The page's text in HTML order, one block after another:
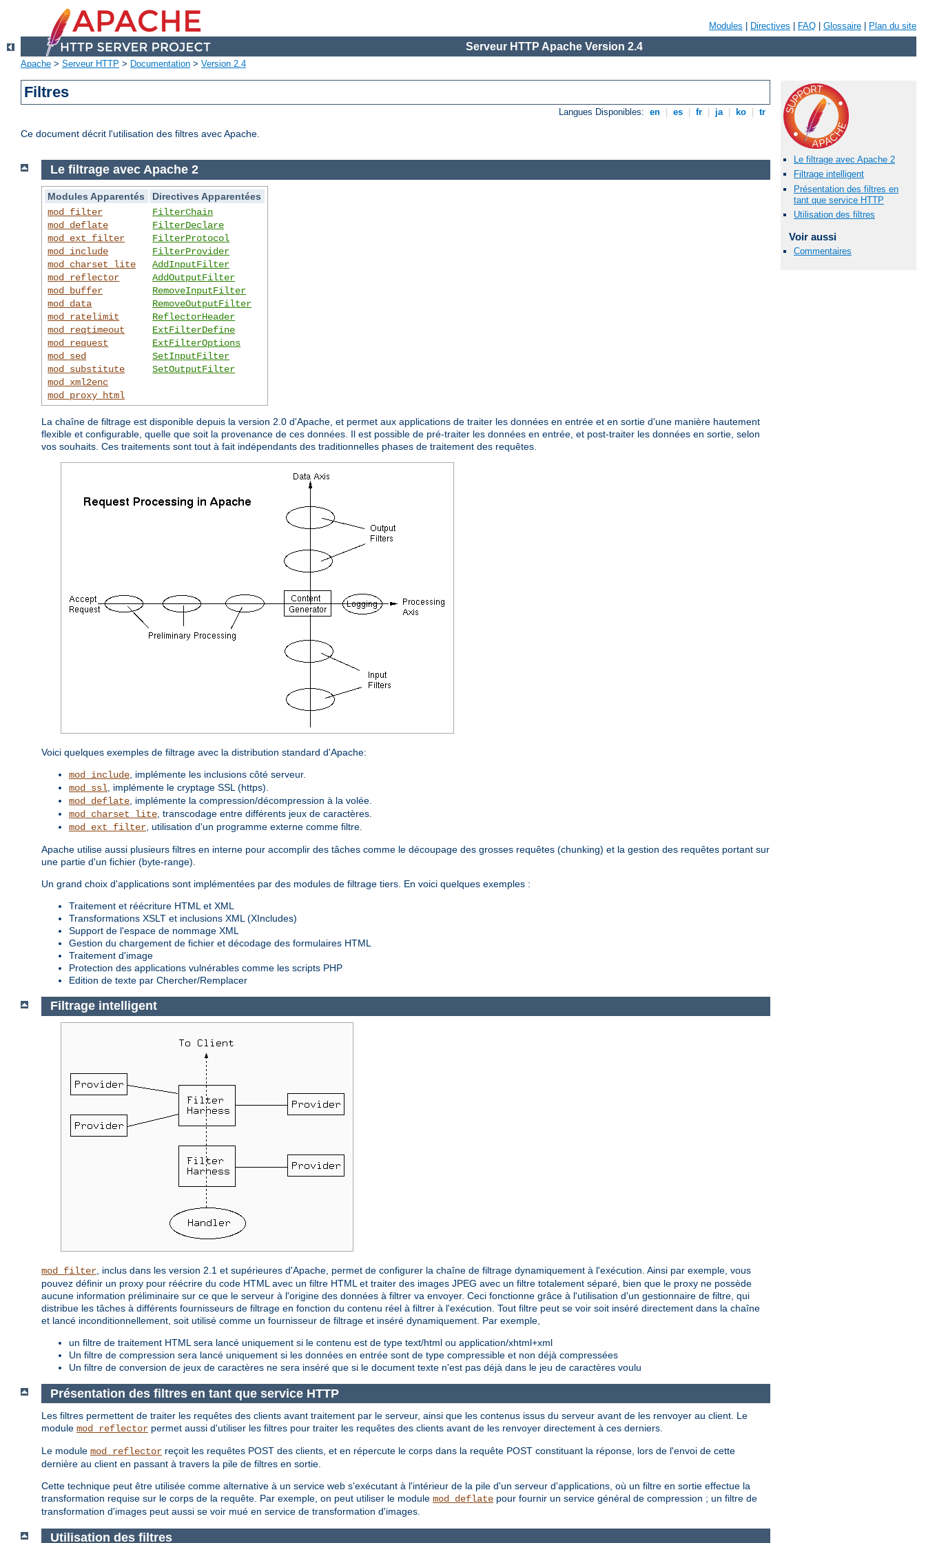
Modules Directives FAQ Glossaire Plan du site
Serveur HTTP Apache Version 2.4
Apache > Serveur HTTP > Documentation > Version 2.4
Filtres
Langues Disponibles: en es fr ja ko tr
Ce document décrit l'utilisation des filtres avec Apache.
Le filtrage avec Apache 2
Filtrage intelligent
Présentation des filtres en
tant que service HTTP
Utilisation des filtres
Voir aussi
Commentaires
Le filtrage avec Apache 2
Modules Apparentés
Directives Apparentées
mod_filter
mod_deflate
mod_ext_filter
mod_include
mod_charset_lite
mod_reflector
mod_buffer
mod_data
mod_ratelimit
mod_reqtimeout
mod_request
mod_sed
mod_substitute
mod_xml2enc
mod_proxy_html
FilterChain
FilterDeclare
FilterProtocol
FilterProvider
AddInputFilter
AddOutputFilter
RemoveInputFilter
RemoveOutputFilter
ReflectorHeader
ExtFilterDefine
ExtFilterOptions
SetInputFilter
SetOutputFilter
La chaîne de filtrage est disponible depuis la version 2.0 d'Apache, et permet aux applications de traiter les données en entrée et en sortie d'une manière hautement
flexible et configurable, quelle que soit la provenance de ces données. Il est possible de pré-traiter les données en entrée, et post-traiter les données en sortie, selon
vos souhaits. Ces traitements sont tout à fait indépendants des traditionnelles phases de traitement des requêtes.
Voici quelques exemples de filtrage avec la distribution standard d'Apache:
mod_include , implémente les inclusions côté serveur.
mod_ssl , implémente le cryptage SSL (https).
mod_deflate , implémente la compression/décompression à la volée.
mod_charset_lite , transcodage entre différents jeux de caractères.
mod_ext_filter , utilisation d'un programme externe comme filtre.
Apache utilise aussi plusieurs filtres en interne pour accomplir des tâches comme le découpage des grosses requêtes (chunking) et la gestion des requêtes portant sur
une partie d'un fichier (byte-range).
Un grand choix d'applications sont implémentées par des modules de filtrage tiers. En voici quelques exemples :
Traitement et réécriture HTML et XML
Transformations XSLT et inclusions XML (XIncludes)
Support de l'espace de nommage XML
Gestion du chargement de fichier et décodage des formulaires HTML
Traitement d'image
Protection des applications vulnérables comme les scripts PHP
Edition de texte par Chercher/Remplacer
Filtrage intelligent
mod_filter , inclus dans les version 2.1 et supérieures d'Apache, permet de configurer la chaîne de filtrage dynamiquement à l'exécution. Ainsi par exemple, vous
pouvez définir un proxy pour réécrire du code HTML avec un filtre HTML et traiter des images JPEG avec un filtre totalement séparé, bien que le proxy ne possède
aucune information préliminaire sur ce que le serveur à l'origine des données à filtrer va envoyer. Ceci fonctionne grâce à l'utilisation d'un gestionnaire de filtre, qui
distribue les tâches à différents fournisseurs de filtrage en fonction du contenu réel à filtrer à l'exécution. Tout filtre peut se voir soit inséré directement dans la chaîne
et lancé inconditionnellement, soit utilisé comme un fournisseur de filtrage et inséré dynamiquement. Par exemple,
un filtre de traitement HTML sera lancé uniquement si le contenu est de type text/html ou application/xhtml+xml
Un filtre de compression sera lancé uniquement si les données en entrée sont de type compressible et non déjà compressées
Un filtre de conversion de jeux de caractères ne sera inséré que si le document texte n'est pas déjà dans le jeu de caractères voulu
Présentation des filtres en tant que service HTTP
Les filtres permettent de traiter les requêtes des clients avant traitement par le serveur, ainsi que les contenus issus du serveur avant de les renvoyer au client. Le
module mod_reflector permet aussi d'utiliser les filtres pour traiter les requêtes des clients avant de les renvoyer directement à ces derniers.
Le module mod_reflector reçoit les requêtes POST des clients, et en répercute le corps dans la requête POST constituant la réponse, lors de l'envoi de cette
dernière au client en passant à travers la pile de filtres en sortie.
Cette technique peut être utilisée comme alternative à un service web s'exécutant à l'intérieur de la pile d'un serveur d'applications, où un filtre en sortie effectue la
transformation requise sur le corps de la requête. Par exemple, on peut utiliser le module mod_deflate pour fournir un service général de compression ; un filtre de
transformation d'images peut aussi se voir mué en service de transformation d'images.
Utilisation des filtres